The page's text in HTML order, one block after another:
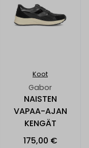
Koot
Gabor
NAISTEN
VAPAA-AJAN
KENGÄT
175,00 €